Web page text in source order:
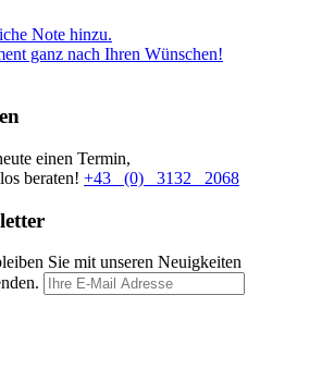
Note hinzu.
ganz nach Ihren Wünschen!
einen Termin,
beraten! +43 (0) 3132 2068
Sie mit unseren Neuigkeiten